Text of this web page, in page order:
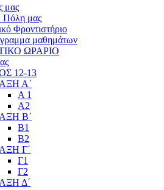
μας
μας
Φροντιστήριο
μαθημάτων
ΩΡΑΡΙΟ
12-13
Α΄
Α 1
Α2
Β΄
Β1
Β2
Γ΄
Γ1
Γ2
Δ΄